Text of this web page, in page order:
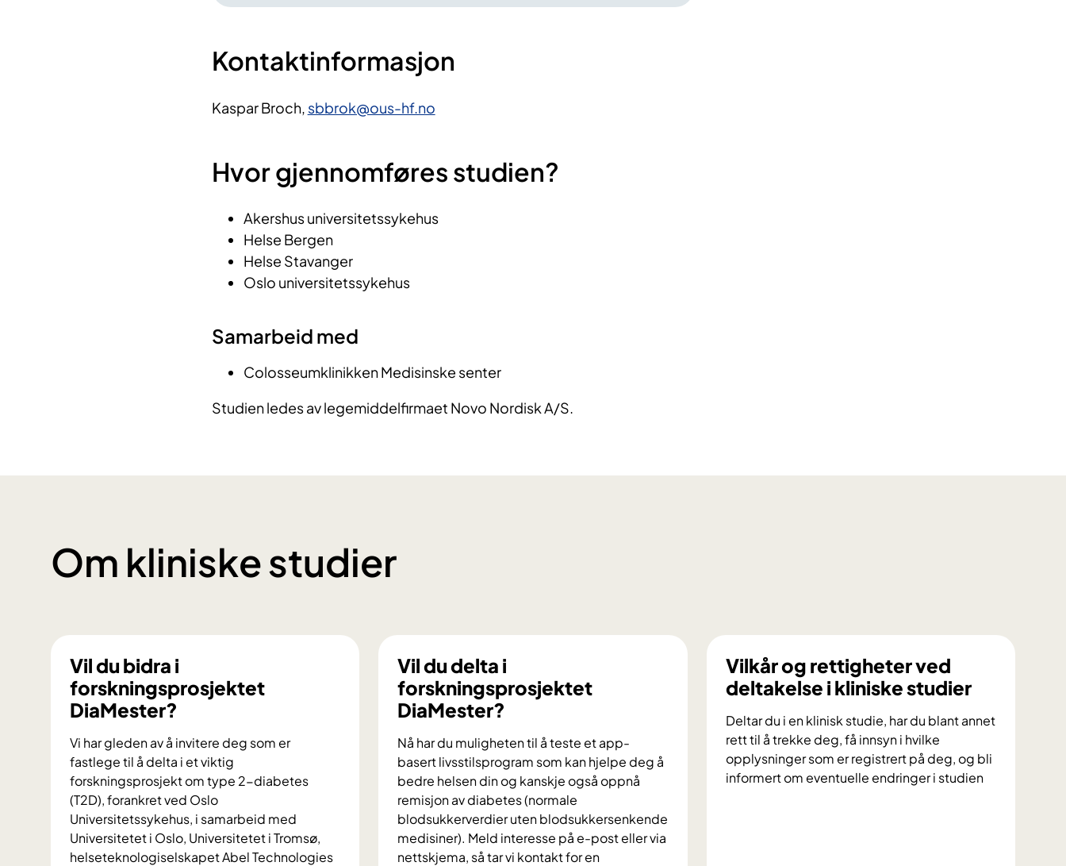
Kontaktinformasjon
Kaspar Broch, sbbrok@ous-hf.no
Hvor gjennomføres studien?
Akershus universitetssykehus
Helse Bergen
Helse Stavanger
Oslo universitetssykehus
Samarbeid med
Colosseumklinikken Medisinske senter
Studien ledes av legemiddelfirmaet Novo Nordisk A/S.
Om kliniske studier
Vil du bidra i
forskningsprosjektet
DiaMester?
Vi har gleden av å invitere deg som er
fastlege til å delta i et viktig
forskningsprosjekt om type 2-diabetes
(T2D), forankret ved Oslo
Universitetssykehus, i samarbeid med
Universitetet i Oslo, Universitetet i Tromsø,
helseteknologiselskapet Abel Technologies
Vil du delta i
forskningsprosjektet
DiaMester?
Nå har du muligheten til å teste et app-
basert livsstilsprogram som kan hjelpe deg å
bedre helsen din og kanskje også oppnå
remisjon av diabetes (normale
blodsukkerverdier uten blodsukkersenkende
medisiner). Meld interesse på e-post eller via
nettskjema, så tar vi kontakt for en
Vilkår og rettigheter ved
deltakelse i kliniske studier
Deltar du i en klinisk studie, har du blant annet
rett til å trekke deg, få innsyn i hvilke
opplysninger som er registrert på deg, og bli
informert om eventuelle endringer i studien